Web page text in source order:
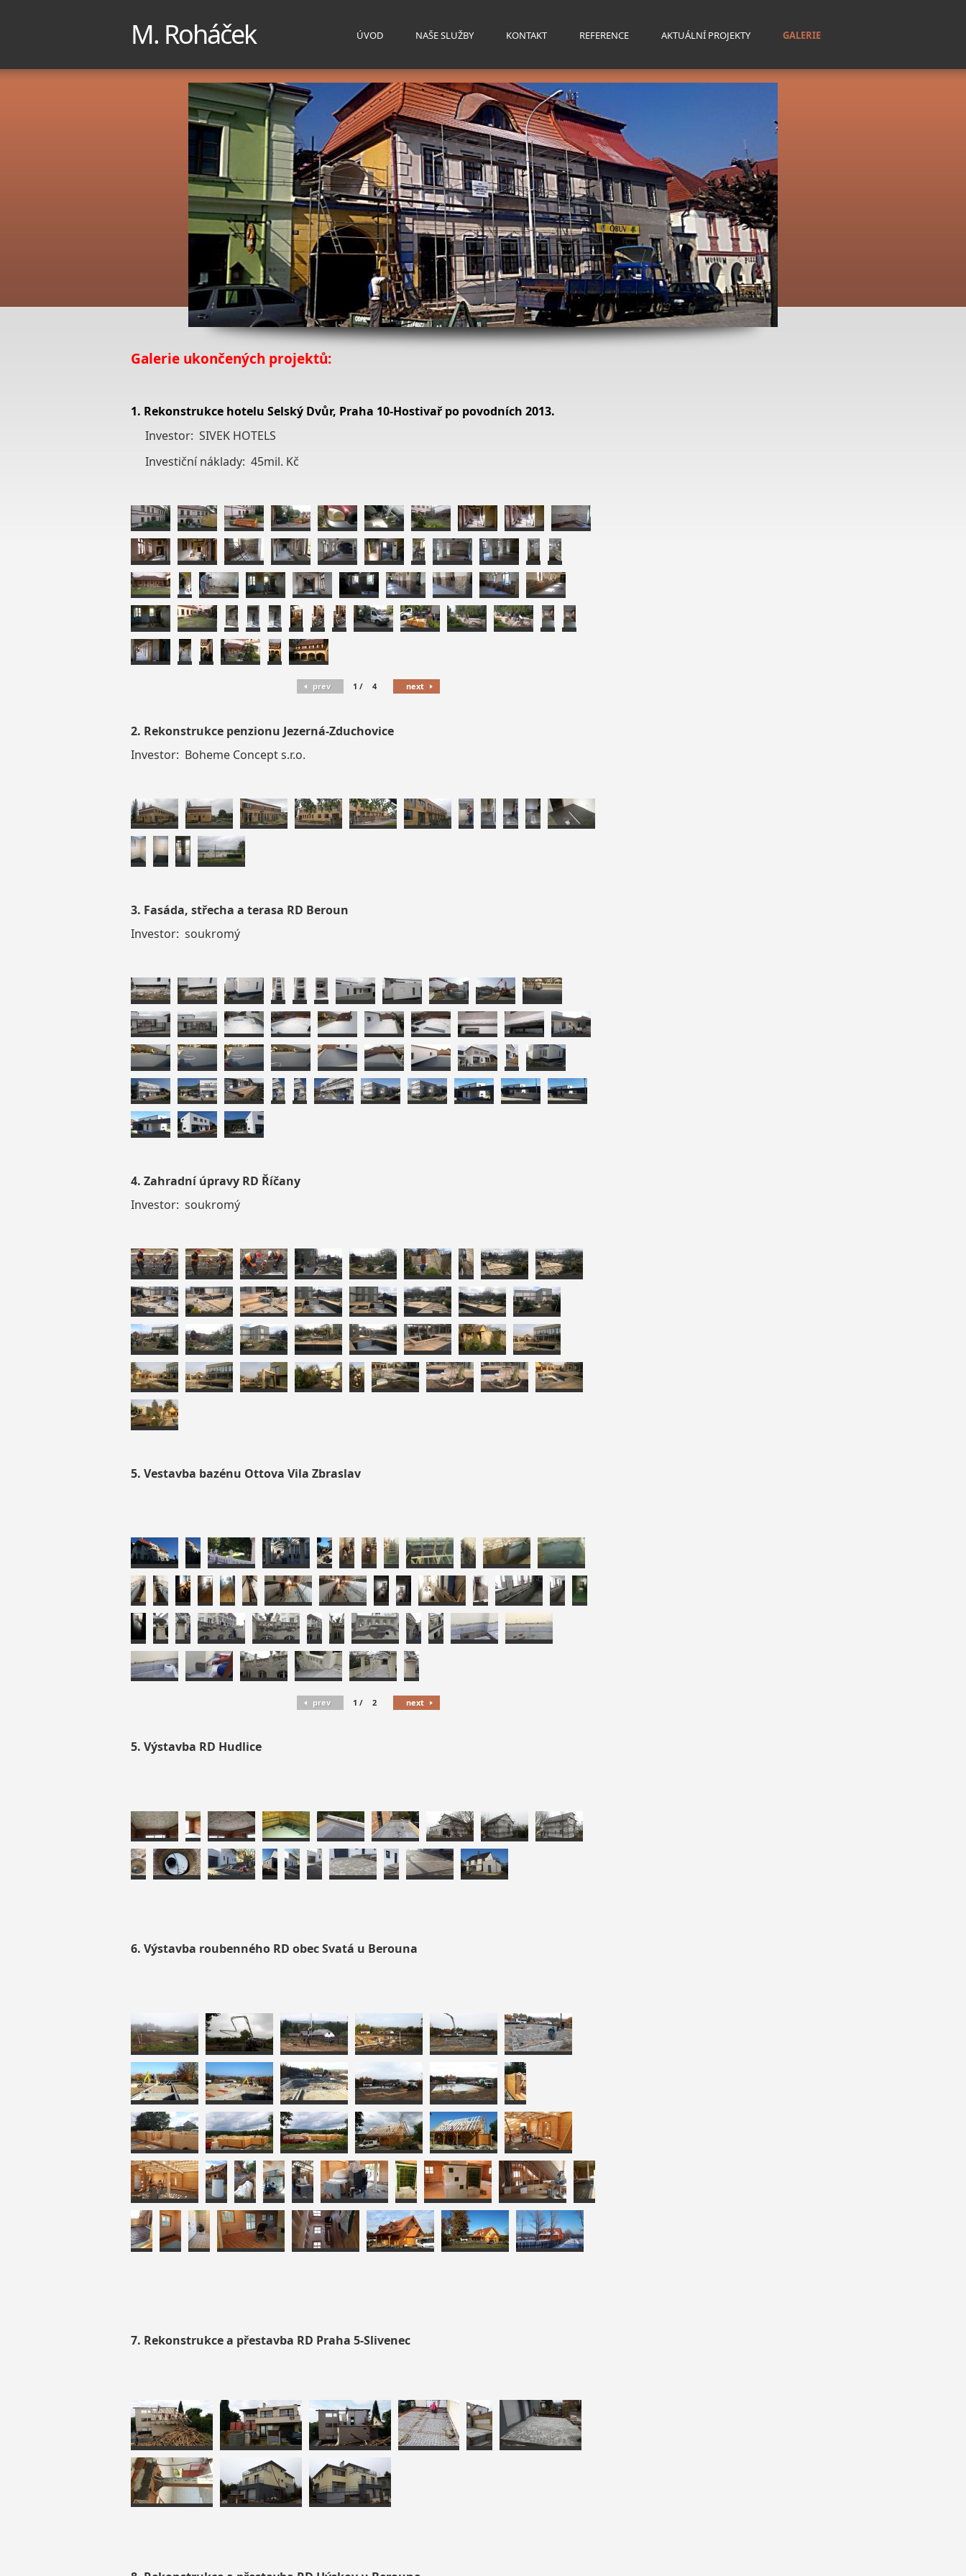
M. Roháček ÚVOD NAŠE SLUŽBY KONTAKT REFERENCE AKTUÁLNÍ PROJEKTY GALERIE
Galerie ukončených projektů:
1. Rekonstrukce hotelu Selský Dvůr, Praha 10-Hostivař po povodních 2013.
Investor: SIVEK HOTELS
Investiční náklady: 45mil. Kč
prev 1 / 4 next
2. Rekonstrukce penzionu Jezerná-Zduchovice
Investor: Boheme Concept s.r.o.
3. Fasáda, střecha a terasa RD Beroun
Investor: soukromý
4. Zahradní úpravy RD Říčany
Investor: soukromý
5. Vestavba bazénu Ottova Vila Zbraslav
prev 1 / 2 next
5. Výstavba RD Hudlice
6. Výstavba roubenného RD obec Svatá u Berouna
7. Rekonstrukce a přestavba RD Praha 5-Slivenec